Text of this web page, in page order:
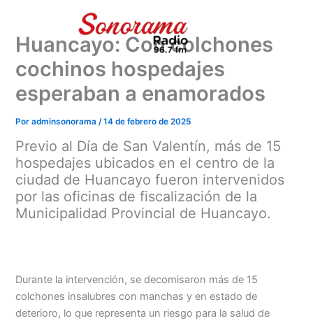
contenido
Huancayo: Con colchones
cochinos hospedajes
esperaban a enamorados
Poradminsonorama/14 de febrero de 2025
Previo al Día de San Valentín, más de 15
hospedajes ubicados en el centro de la
ciudad de Huancayo fueron intervenidos
por las oficinas de fiscalización de la
Municipalidad Provincial de Huancayo.
Durante la intervención, se decomisaron más de 15
colchones insalubres con manchas y en estado de
deterioro, lo que representa un riesgo para la salud de